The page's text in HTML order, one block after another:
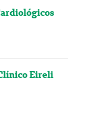
Eireli